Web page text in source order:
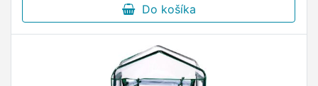
Do košíka